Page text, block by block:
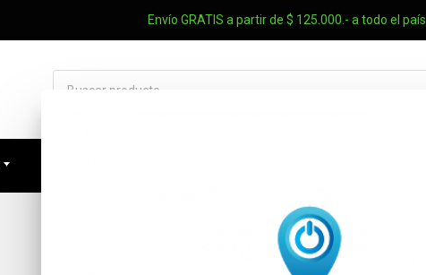
Envío GRATIS a partir de $ 125.000.- a todo el país